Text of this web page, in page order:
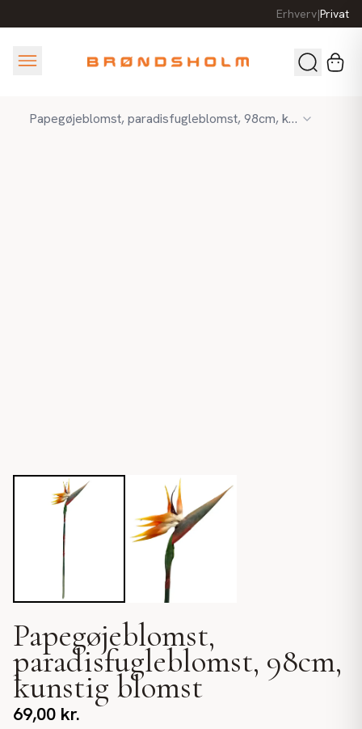
Erhverv|Privat
Papegøjeblomst, paradisfugleblomst, 98cm, kunstig blomst
Papegøjeblomst,
paradisfugleblomst, 98cm,
kunstig blomst
69,00 kr.